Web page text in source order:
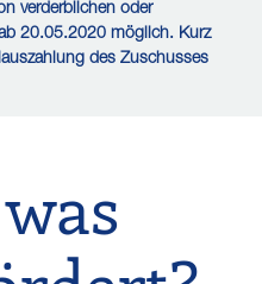
verderblichen oder
20.05.2020 möglich. Kurz
des Zuschusses